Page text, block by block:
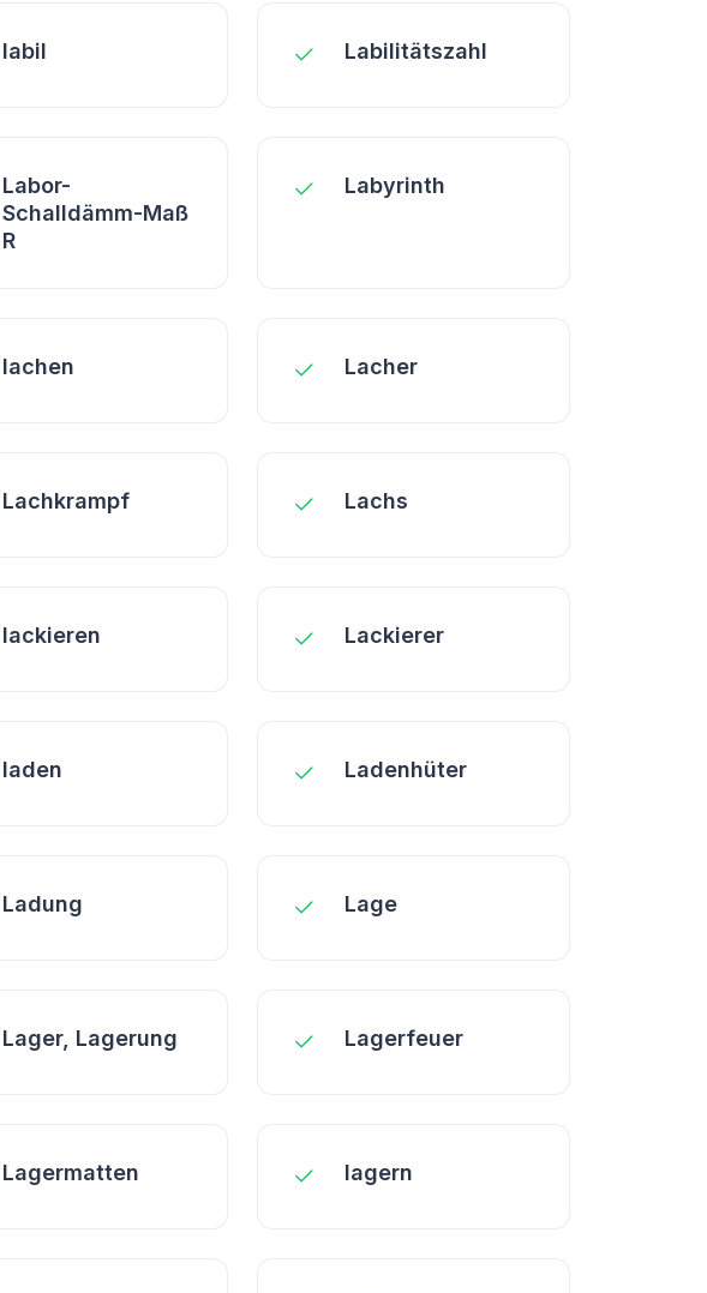
labil Labilitätszahl
Labor-
Schalldämm-Maß
R
Labyrinth
lachen Lacher
Lachkrampf Lachs
lackieren Lackierer
laden Ladenhüter
Ladung Lage
Lager, Lagerung Lagerfeuer
Lagermatten lagern